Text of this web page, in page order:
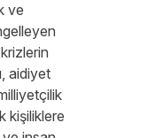
ve
aidiyet
kişiliklere